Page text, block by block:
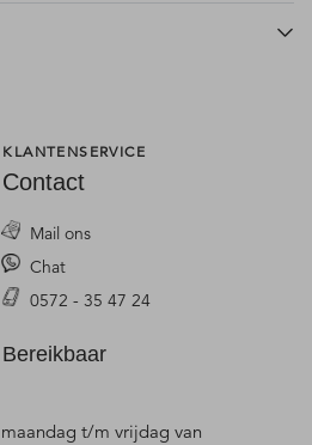
KLANTENSERVICE
Contact
Mail ons
Chat
0572 - 35 47 24
Bereikbaar
maandag t/m vrijdag van